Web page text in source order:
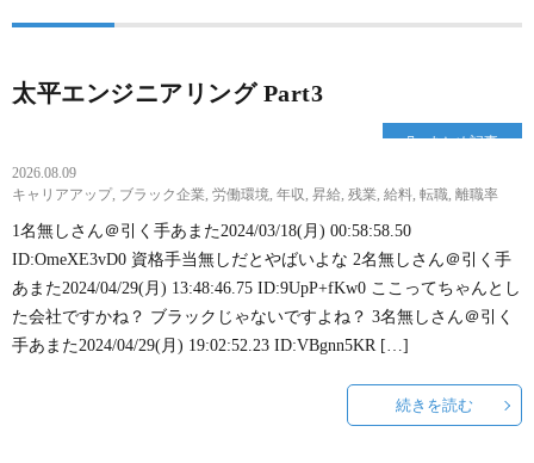
転
転
記お
み
太平エンジニアリング Part3
まとめ記事
2026.08.09
キャリアアップ, ブラック企業, 労働環境, 年収, 昇給, 残業, 給料, 転職, 離職率
1名無しさん＠引く手あまた2024/03/18(月) 00:58:58.50
ID:OmeXE3vD0 資格手当無しだとやばいよな 2名無しさん＠引く手
あまた2024/04/29(月) 13:48:46.75 ID:9UpP+fKw0 ここってちゃんとし
た会社ですかね？ ブラックじゃないですよね？ 3名無しさん＠引く
手あまた2024/04/29(月) 19:02:52.23 ID:VBgnn5KR […]
続きを読む